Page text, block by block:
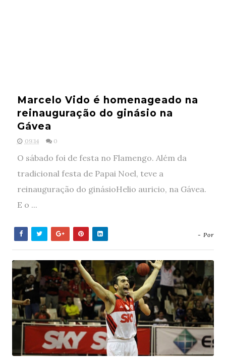
Marcelo Vido é homenageado na
reinauguração do ginásio na
Gávea
09:14 0
O sábado foi de festa no Flamengo. Além da
tradicional festa de Papai Noel, teve a
reinauguração do ginásioHelio auricio, na Gávea.
E o ...
- Por